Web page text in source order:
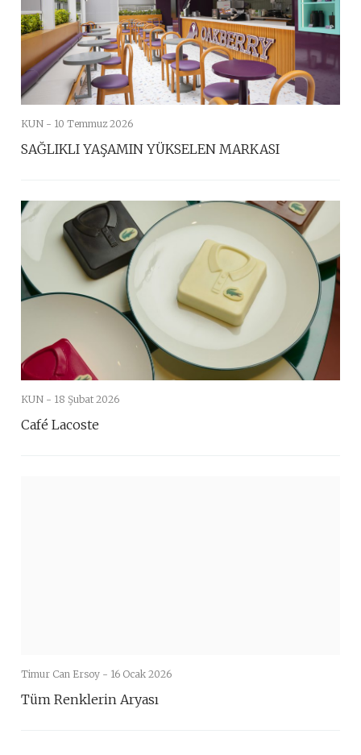
KUN - 10 Temmuz 2026
SAĞLIKLI YAŞAMIN YÜKSELEN MARKASI
KUN - 18 Şubat 2026
Café Lacoste
Timur Can Ersoy - 16 Ocak 2026
Tüm Renklerin Aryası